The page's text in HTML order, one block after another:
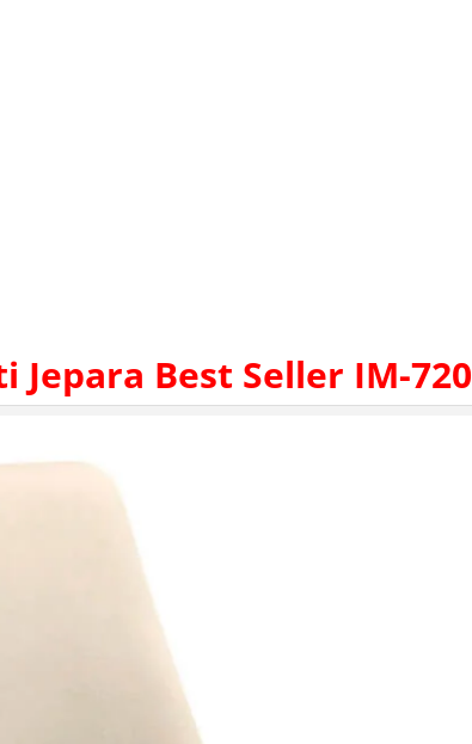
Jepara Best Seller IM-720